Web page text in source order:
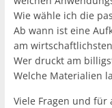
Wie wähle ich die
Ab wann ist eine
am
Wer druckt am
Welche Materialien
Viele Fragen und für